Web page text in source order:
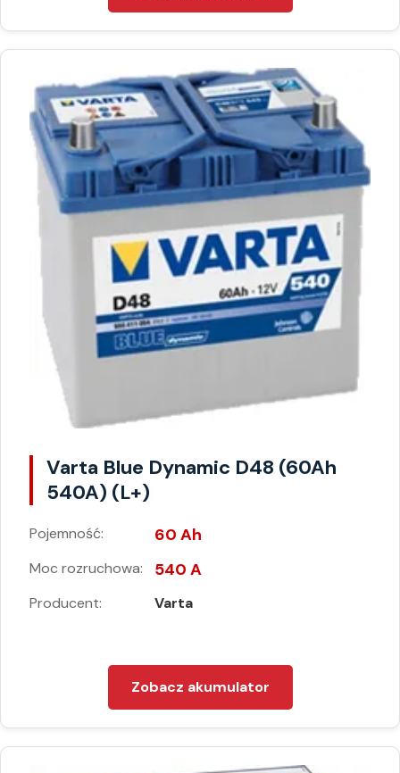
Varta Blue Dynamic D48 (60Ah
540A) (L+)
Pojemność: 60 Ah
Moc rozruchowa: 540 A
Producent: Varta
Zobacz akumulator